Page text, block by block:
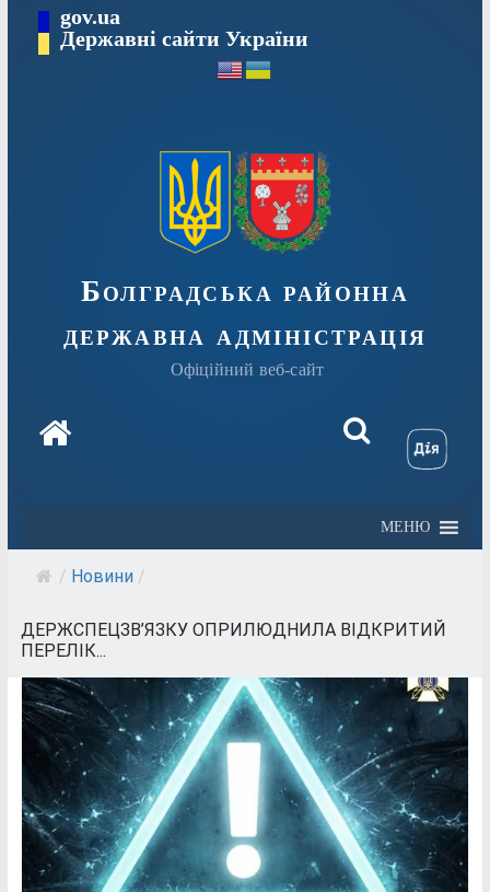
Перейтиgov.ua
Державні сайти України
Болградська районна
державна адміністрація
Офіційний веб-сайт
МЕНЮ
/ Новини /
ДЕРЖСПЕЦЗВ’ЯЗКУ ОПРИЛЮДНИЛА ВІДКРИТИЙ
ПЕРЕЛІК...